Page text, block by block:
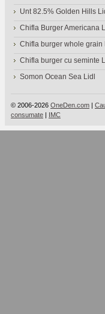
Unt 82.5% Golden Hills
Chifla Burger Americana
Chifla burger whole grain
Chifla burger cu seminte
Somon Ocean Sea Lidl
© 2006-2026 OneDen.com |
consumate | IMC